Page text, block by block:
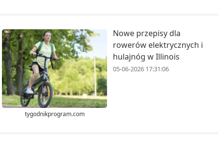
tygodnikprogram.com
Nowe przepisy dla
rowerów elektrycznych i
hulajnóg w Illinois
05-06-2026 17:31:06